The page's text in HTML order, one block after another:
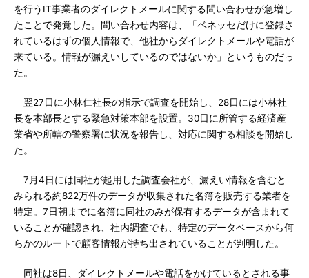
を行うIT事業者のダイレクトメールに関する問い合わせが急増し
たことで発覚した。問い合わせ内容は、「ベネッセだけに登録さ
れているはずの個人情報で、他社からダイレクトメールや電話が
来ている。情報が漏えいしているのではないか」というものだっ
た。
翌27日に小林仁社長の指示で調査を開始し、28日には小林社
長を本部長とする緊急対策本部を設置。30日に所管する経済産
業省や所轄の警察署に状況を報告し、対応に関する相談を開始し
た。
7月4日には同社が起用した調査会社が、漏えい情報を含むと
みられる約822万件のデータが収集された名簿を販売する業者を
特定。7日朝までに名簿に同社のみが保有するデータが含まれて
いることが確認され、社内調査でも、特定のデータベースから何
らかのルートで顧客情報が持ち出されていることが判明した。
同社は8日、ダイレクトメールや電話をかけているとされる事